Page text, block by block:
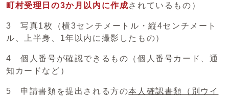
町村受理日の3か月以内に作成されているもの）
3 写真1枚（横3センチメートル・縦4センチメート
ル、上半身、1年以内に撮影したもの）
4 個人番号が確認できるもの（個人番号カード、通
知カードなど）
5 申請書類を提出される方の本人確認書類
（別ウイ